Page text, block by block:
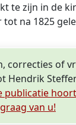
te zijn in de
na 1825
correcties of
Hendrik
publicatie
graag van u!